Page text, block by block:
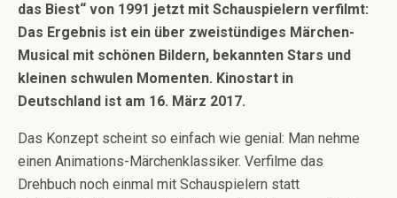
das Biest“ von 1991 jetzt mit Schauspielern verfilmt:
Das Ergebnis ist ein über zweistündiges Märchen-
Musical mit schönen Bildern, bekannten Stars und
kleinen schwulen Momenten. Kinostart in
Deutschland ist am 16. März 2017.
Das Konzept scheint so einfach wie genial: Man nehme
einen Animations-Märchenklassiker. Verfilme das
Drehbuch noch einmal mit Schauspielern statt